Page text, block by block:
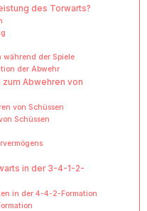
des Torwarts?
der Spiele
der Abwehr
Abwehren von
von Schüssen
Schüssen
in der 3-4-1-2-
in der 4-4-2-Formation